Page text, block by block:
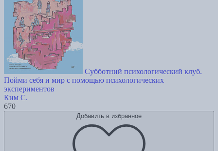
Субботний психологический клуб.
Пойми себя и мир с помощью психологических
экспериментов
Ким С.
670
Добавить в избранное